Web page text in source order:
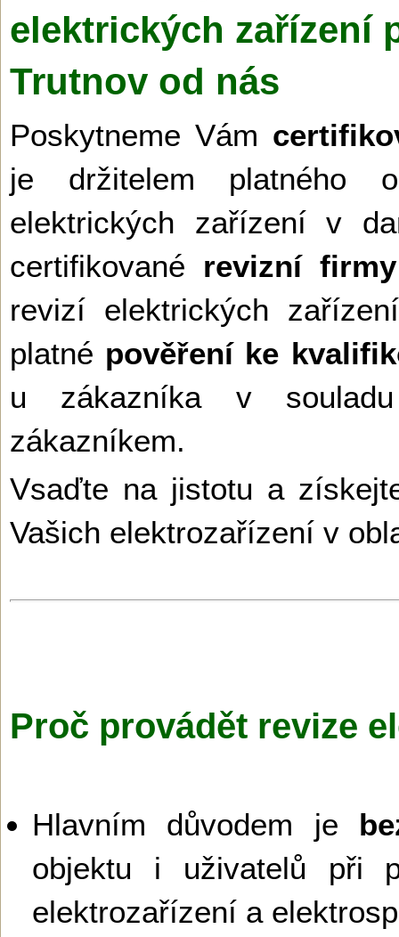
elektrických zařízení
Trutnov od nás
Poskytneme Vám
je držitelem platného
elektrických zařízení v
certifikované revizní firmy
revizí elektrických
platné pověření ke
u zákazníka v
zákazníkem.
Vsaďte na jistotu a
Vašich elektrozařízení v
Proč provádět revize
Hlavním důvodem je
objektu i uživatelů při
elektrozařízení a